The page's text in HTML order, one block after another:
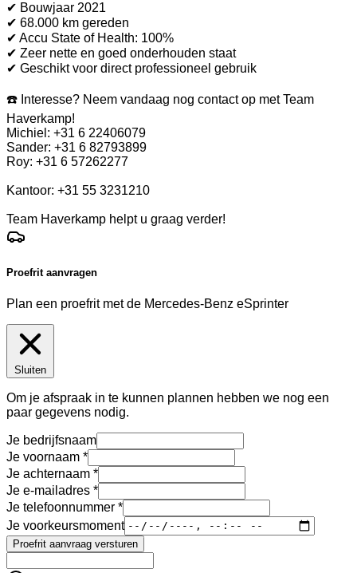
✔ Bouwjaar 2021
✔ 68.000 km gereden
✔ Accu State of Health: 100%
✔ Zeer nette en goed onderhouden staat
✔ Geschikt voor direct professioneel gebruik
☎️ Interesse? Neem vandaag nog contact op met Team
Haverkamp!
Michiel: +31 6 22406079
Sander: +31 6 82793899
Roy: +31 6 57262277
Kantoor: +31 55 3231210
Team Haverkamp helpt u graag verder!
Proefrit aanvragen
Plan een proefrit met de Mercedes-Benz eSprinter
Sluiten
Om je afspraak in te kunnen plannen hebben we nog een
paar gegevens nodig.
Je bedrijfsnaam
Je voornaam
Je achternaam
Je e-mailadres
Je telefoonnummer
Je voorkeursmoment
Proefrit aanvraag versturen